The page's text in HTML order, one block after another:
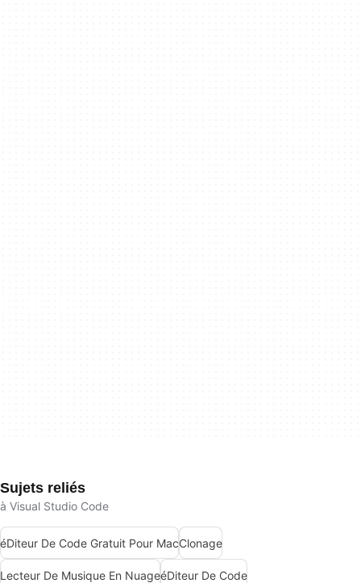
Sujets reliés
à Visual Studio Code
éDiteur De Code Gratuit Pour MacClonage
Lecteur De Musique En NuageéDiteur De Code